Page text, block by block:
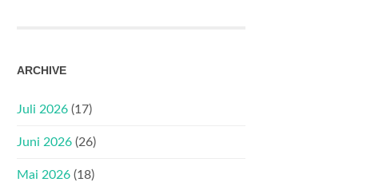
ARCHIVE
Juli 2026 (17)
Juni 2026 (26)
Mai 2026 (18)